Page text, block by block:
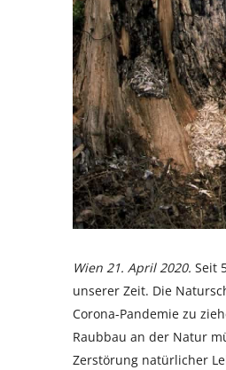
Wien 21. April 2020. Seit
unserer Zeit. Die
Corona-Pandemie zu
Raubbau an der Natur
Zerstörung natürlicher